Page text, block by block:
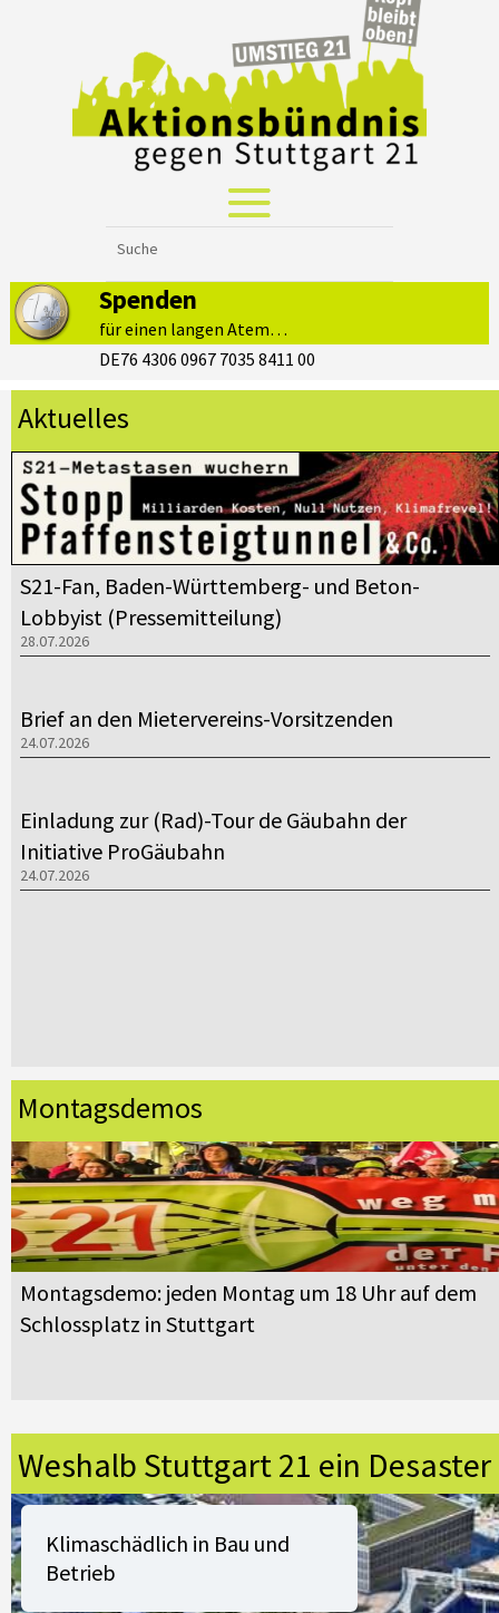
Spenden
für einen langen Atem…
DE76 4306 0967 7035 8411 00
Aktuelles
S21-Fan, Baden-Württemberg- und Beton-
Lobbyist (Pressemitteilung)
28.07.2026
Brief an den Mietervereins-Vorsitzenden
24.07.2026
Einladung zur (Rad)-Tour de Gäubahn der
Initiative ProGäubahn
24.07.2026
Montagsdemos
Montagsdemo: jeden Montag um 18 Uhr auf dem
Schlossplatz in Stuttgart
Weshalb Stuttgart 21 ein Desaster
ist
Klimaschädlich in Bau und
Betrieb